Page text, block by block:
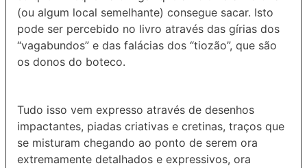
(ou algum local semelhante) consegue sacar. Isto
pode ser percebido no livro através das gírias dos
“vagabundos” e das falácias dos “tiozão”, que são
os donos do boteco.
Tudo isso vem expresso através de desenhos
impactantes, piadas criativas e cretinas, traços que
se misturam chegando ao ponto de serem ora
extremamente detalhados e expressivos, ora